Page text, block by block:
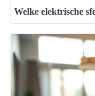
Welke elektrische